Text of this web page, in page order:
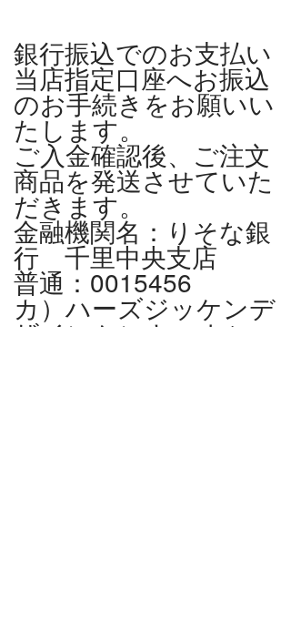
銀行振込でのお支払い
当店指定口座へお振込
のお手続きをお願いい
たします。
ご入金確認後、ご注文
商品を発送させていた
だきます。
金融機関名：りそな銀
行 千里中央支店
普通：0015456
カ）ハーズジッケンデ
ザインケンキュウショ